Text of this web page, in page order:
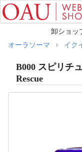
卸ショッ
オーラソーマ
イク
B000 スピリチ
Rescue